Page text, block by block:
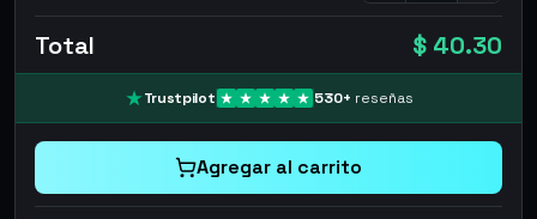
Total $ 40.30
Trustpilot 530+ reseñas
Agregar al carrito